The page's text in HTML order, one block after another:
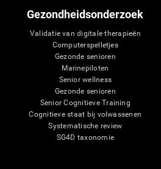
Gezondheidsonderzoek
Validatie van digitale therapieën
Computerspelletjes
Gezonde senioren
Marinepiloten
Senior wellness
Gezonde senioren
Senior Cognitieve Training
Cognitieve staat bij volwassenen
Systematische review
SG4D taxonomie